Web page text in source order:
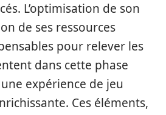
L’optimisation de son
de ses ressources
pour relever les
dans cette phase
expérience de jeu
Ces éléments,